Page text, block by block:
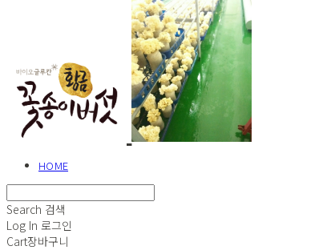
HOME
Search 검색
Log In 로그인
Cart장바구니